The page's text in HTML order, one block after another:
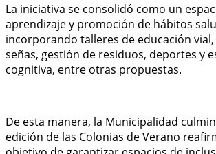
La iniciativa se consolidó como un
aprendizaje y promoción de hábitos
incorporando talleres de educación vial,
señas, gestión de residuos, deportes y
cognitiva, entre otras propuestas.
De esta manera, la Municipalidad
edición de las Colonias de Verano